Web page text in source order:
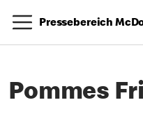
Pressebereich
Pommes